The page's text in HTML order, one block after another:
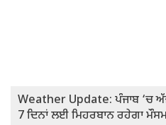
Weather Update: ਪੰਜਾਬ ‘ਚ
7 ਦਿਨਾਂ ਲਈ ਮਿਹਰਬਾਨ ਰਹੇਗਾ